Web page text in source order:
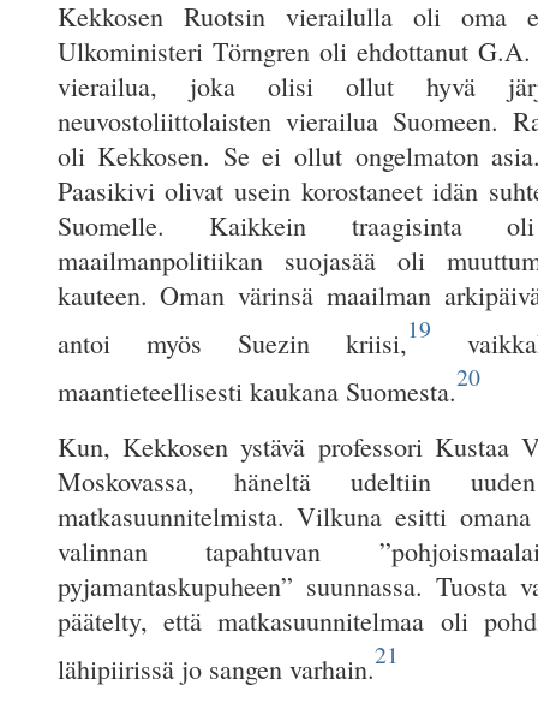
Kekkosen Ruotsin vierailulla oli oma
Ulkoministeri Törngren oli ehdottanut
vierailua, joka olisi ollut hyvä
neuvostoliittolaisten vierailua Suomeen.
oli Kekkosen. Se ei ollut ongelmaton
Paasikivi olivat usein korostaneet idän
Suomelle. Kaikkein traagisinta
maailmanpolitiikan suojasää oli
kauteen. Oman värinsä maailman
antoi myös Suezin kriisi,19
maantieteellisesti kaukana Suomesta.20
Kun, Kekkosen ystävä professori Kustaa
Moskovassa, häneltä udeltiin
matkasuunnitelmista. Vilkuna esitti omana
valinnan tapahtuvan
pyjamantaskupuheen” suunnassa. Tuosta
päätelty, että matkasuunnitelmaa oli
lähipiirissä jo sangen varhain.21